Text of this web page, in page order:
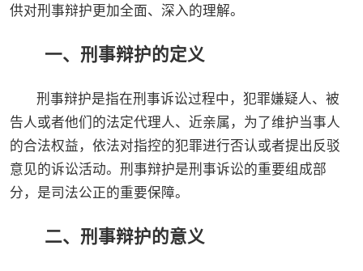
供对刑事辩护更加全面、深入的理解。
一、刑事辩护的定义
刑事辩护是指在刑事诉讼过程中，犯罪嫌疑人、被
告人或者他们的法定代理人、近亲属，为了维护当事人
的合法权益，依法对指控的犯罪进行否认或者提出反驳
意见的诉讼活动。刑事辩护是刑事诉讼的重要组成部
分，是司法公正的重要保障。
二、刑事辩护的意义